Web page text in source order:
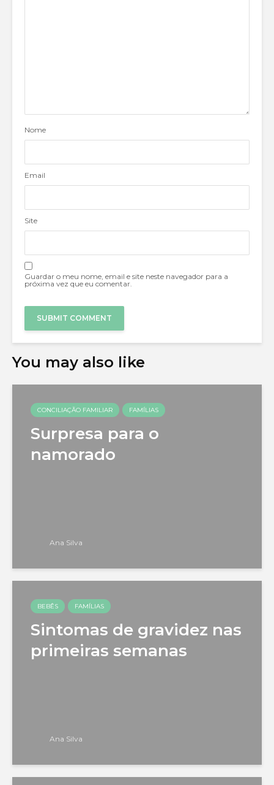
Nome
Email
Site
Guardar o meu nome, email e site neste navegador para a
próxima vez que eu comentar.
You may also like
CONCILIAÇÃO FAMILIAR FAMÍLIAS
Surpresa para o
namorado
Ana Silva
BEBÊS FAMÍLIAS
Sintomas de gravidez nas
primeiras semanas
Ana Silva